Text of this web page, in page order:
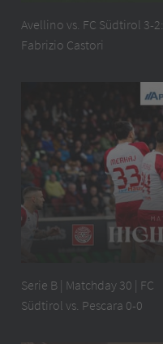
Avellino vs. FC Südtirol 3-2:
Fabrizio Castori
Serie B | Matchday 30 | FC
Südtirol vs. Pescara 0-0